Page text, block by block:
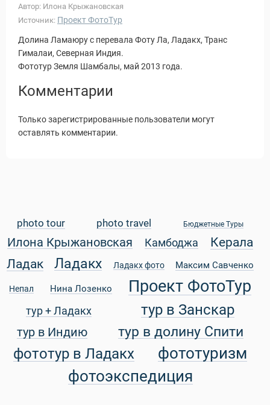
Туры
Статьи
Автор: Илона Крыжановская
Источник: Проект ФотоТур
Долина Ламаюру с перевала Фоту Ла, Ладакх, Транс
Гималаи, Северная Индия.
Фототур Земля Шамбалы, май 2013 года.
Комментарии
Только зарегистрированные пользователи могут
оставлять комментарии.
photo tour photo travel Бюджетные Туры
Илона Крыжановская Камбоджа
Керала
Ладак
Ладакх Ладакх фото Максим Савченко
Непал Нина Лозенко Проект ФотоТур
тур + Ладакх тур в Занскар
тур в Индию тур в долину Спити
фототур в Ладакх
фототуризм
фотоэкспедиция